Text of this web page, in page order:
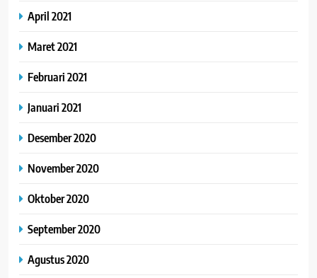
April 2021
Maret 2021
Februari 2021
Januari 2021
Desember 2020
November 2020
Oktober 2020
September 2020
Agustus 2020